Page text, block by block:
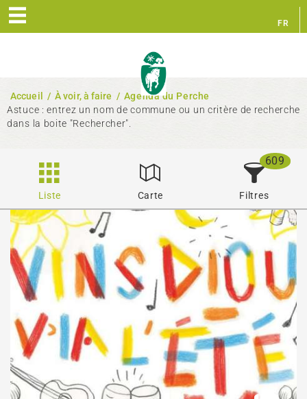
FR
Accueil / À voir, à faire / Agenda du Perche
Astuce : entrez un nom de commune ou un critère de recherche
dans la boite "Rechercher".
Liste Carte Filtres
609